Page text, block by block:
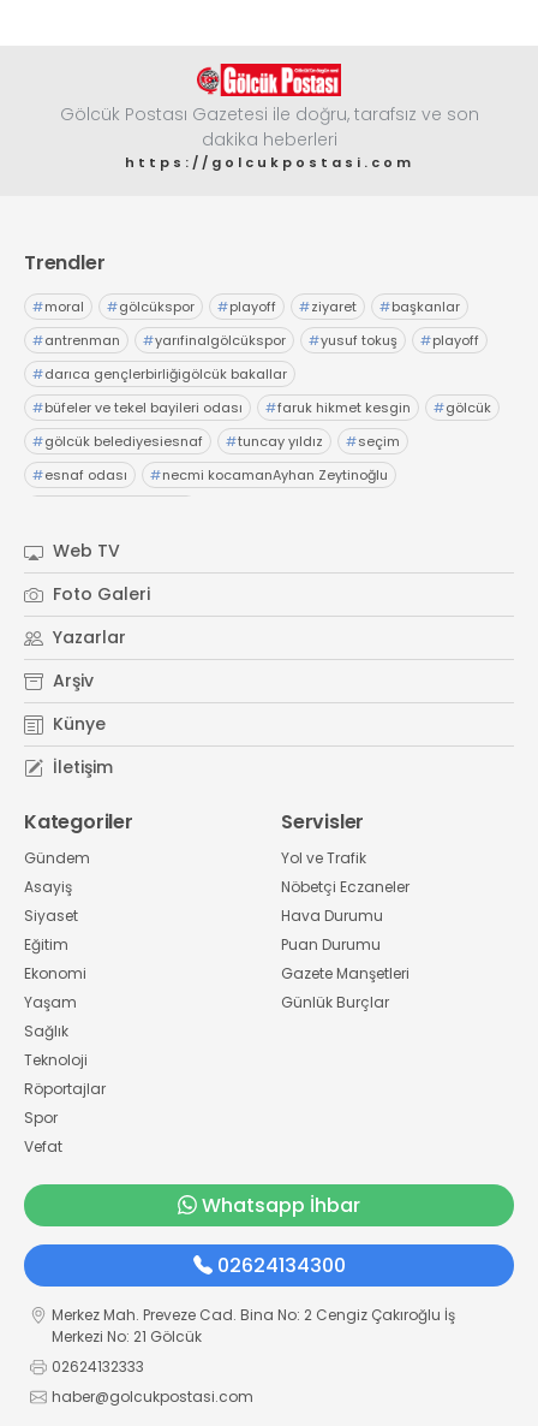
Gölcük Postası Gazetesi ile doğru, tarafsız ve son
dakika heberleri
https://golcukpostasi.com
Trendler
#moral #gölcükspor #playoff #ziyaret #başkanlar
#antrenman #yarıfinalgölcükspor #yusuf tokuş #playoff
#darıca gençlerbirliğigölcük bakallar
#büfeler ve tekel bayileri odası #faruk hikmet kesgin #gölcük
#gölcük belediyesiesnaf #tuncay yıldız #seçim
#esnaf odası #necmi kocamanAyhan Zeytinoğlu
Web TV
Foto Galeri
Yazarlar
Arşiv
Künye
İletişim
Kategoriler
Gündem
Asayiş
Siyaset
Eğitim
Ekonomi
Yaşam
Sağlık
Teknoloji
Röportajlar
Spor
Vefat
Servisler
Yol ve Trafik
Nöbetçi Eczaneler
Hava Durumu
Puan Durumu
Gazete Manşetleri
Günlük Burçlar
Whatsapp İhbar
02624134300
Merkez Mah. Preveze Cad. Bina No: 2 Cengiz Çakıroğlu İş
Merkezi No: 21 Gölcük
02624132333
haber@golcukpostasi.com